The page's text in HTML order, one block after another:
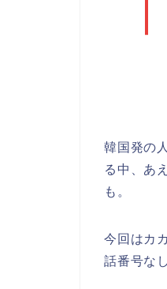
韓国発の
る中、あ
も。
今回はカ
話番号な